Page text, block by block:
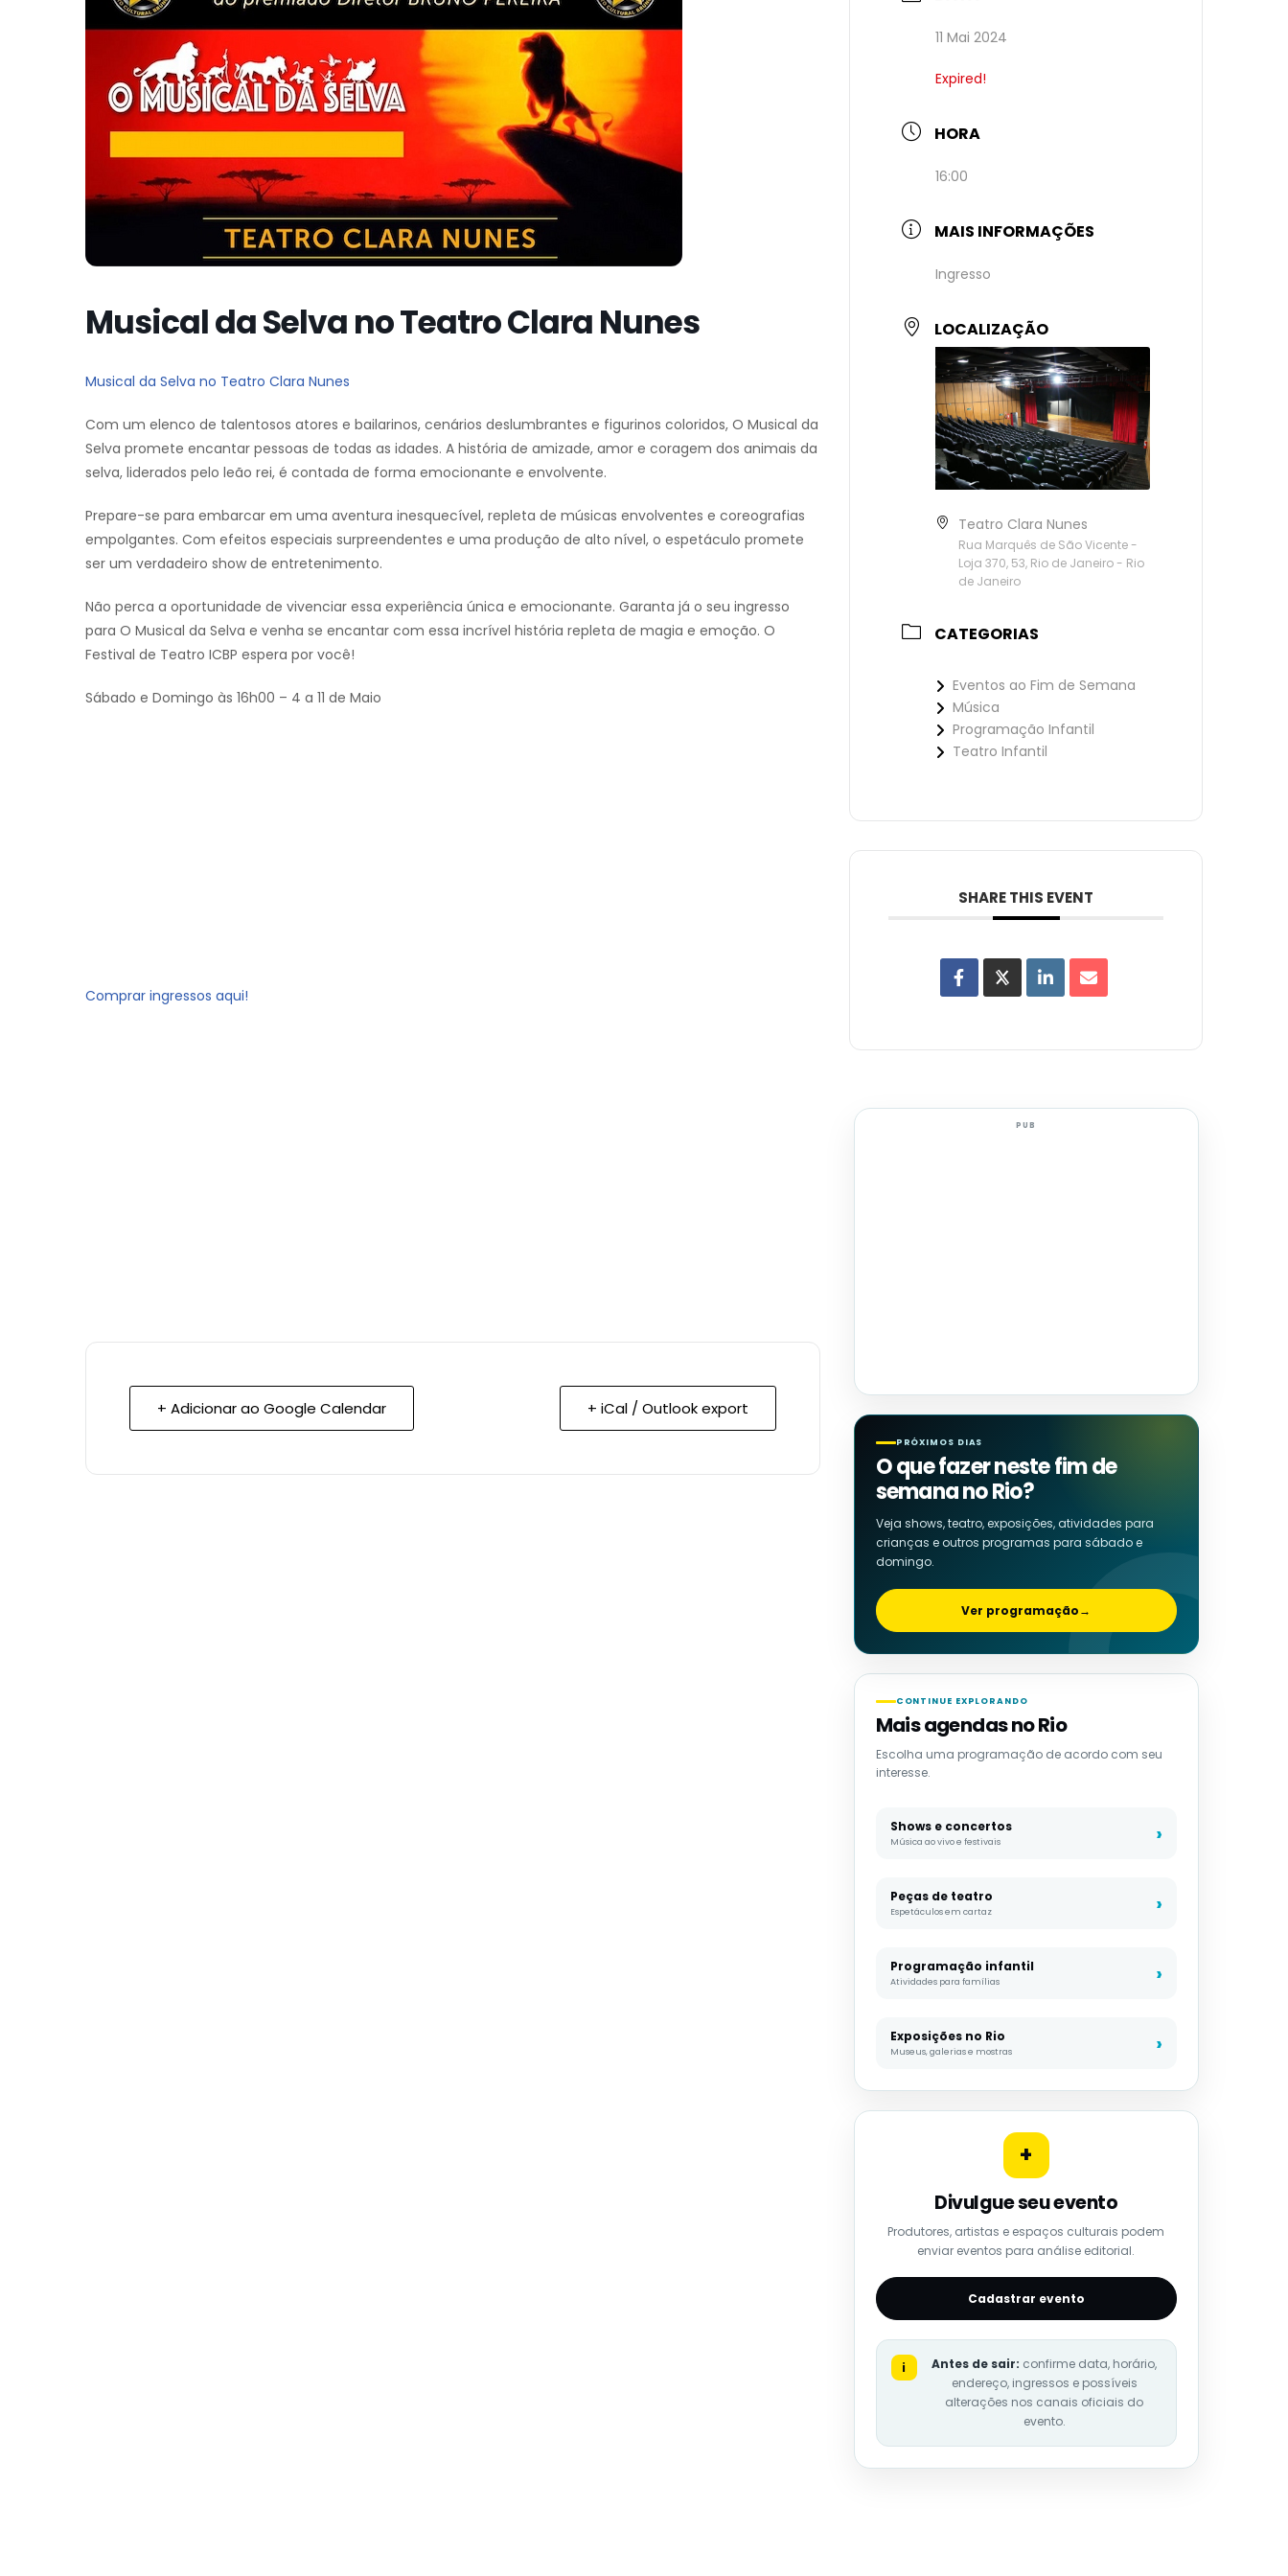
Musical da Selva no Teatro Clara Nunes
Musical da Selva no Teatro Clara Nunes
Com um elenco de talentosos atores e bailarinos, cenários deslumbrantes e figurinos coloridos, O Musical da
Selva promete encantar pessoas de todas as idades. A história de amizade, amor e coragem dos animais da
selva, liderados pelo leão rei, é contada de forma emocionante e envolvente.
Prepare-se para embarcar em uma aventura inesquecível, repleta de músicas envolventes e coreografias
empolgantes. Com efeitos especiais surpreendentes e uma produção de alto nível, o espetáculo promete
ser um verdadeiro show de entretenimento.
Não perca a oportunidade de vivenciar essa experiência única e emocionante. Garanta já o seu ingresso
para O Musical da Selva e venha se encantar com essa incrível história repleta de magia e emoção. O
Festival de Teatro ICBP espera por você!
Sábado e Domingo às 16h00 – 4 a 11 de Maio
Comprar ingressos aqui!
+ Adicionar ao Google Calendar + iCal / Outlook export
11 Mai 2024
Expired!
HORA
16:00
MAIS INFORMAÇÕES
Ingresso
LOCALIZAÇÃO
Teatro Clara Nunes
Rua Marquês de São Vicente -
Loja 370, 53, Rio de Janeiro - Rio
de Janeiro
CATEGORIAS
Eventos ao Fim de Semana
Música
Programação Infantil
Teatro Infantil
SHARE THIS EVENT
PUB
PRÓXIMOS DIAS
O que fazer neste fim de
semana no Rio?
Veja shows, teatro, exposições, atividades para
crianças e outros programas para sábado e
domingo.
Ver programação→
CONTINUE EXPLORANDO
Mais agendas no Rio
Escolha uma programação de acordo com seu
interesse.
Shows e concertos
Música ao vivo e festivais
Peças de teatro
Espetáculos em cartaz
Programação infantil
Atividades para famílias
Exposições no Rio
Museus, galerias e mostras
+
Divulgue seu evento
Produtores, artistas e espaços culturais podem
enviar eventos para análise editorial.
Cadastrar evento
i Antes de sair: confirme data, horário,
endereço, ingressos e possíveis
alterações nos canais oficiais do
evento.